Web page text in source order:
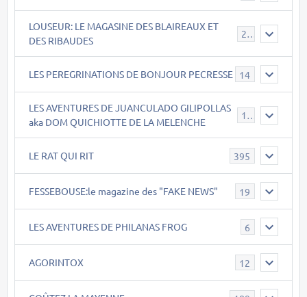
LOUSEUR: LE MAGASINE DES BLAIREAUX ET
DES RIBAUDES
21
LES PEREGRINATIONS DE BONJOUR PECRESSE 14
LES AVENTURES DE JUANCULADO GILIPOLLAS
aka DOM QUICHIOTTE DE LA MELENCHE
119
LE RAT QUI RIT 395
FESSEBOUSE:le magazine des "FAKE NEWS" 19
LES AVENTURES DE PHILANAS FROG 6
AGORINTOX 12